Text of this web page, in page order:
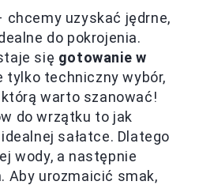
chcemy uzyskać jędrne,
do pokrojenia.
się gotowanie w
tylko techniczny wybór,
którą warto szanować!
do wrzątku to jak
sałatce. Dlatego
wody, a następnie
Aby urozmaicić smak,